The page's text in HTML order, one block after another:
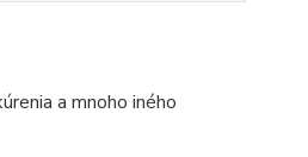
a mnoho iného